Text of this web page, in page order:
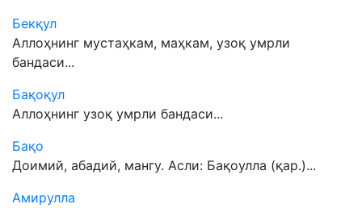
Бекқул
Аллоҳнинг мустаҳкам, маҳкам, узоқ умрли
бандаси...
Бақоқул
Аллоҳнинг узоқ умрли бандаси...
Бақо
Доимий, абадий, мангу. Асли: Бақоулла (қар.)...
Амирулла